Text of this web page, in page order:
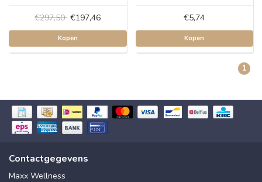
€297,50 €197,46
Kopen
€5,74
Kopen
1
Contactgegevens
Maxx Wellness